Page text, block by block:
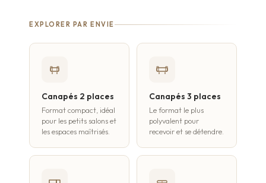
EXPLORER PAR ENVIE
Canapés 2 places
Format compact, idéal
pour les petits salons et
les espaces maîtrisés.
Canapés 3 places
Le format le plus
polyvalent pour
recevoir et se détendre.